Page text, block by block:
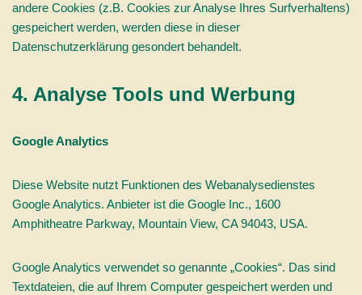
andere Cookies (z.B. Cookies zur Analyse Ihres Surfverhaltens)
gespeichert werden, werden diese in dieser
Datenschutzerklärung gesondert behandelt.
4. Analyse Tools und Werbung
Google Analytics
Diese Website nutzt Funktionen des Webanalysedienstes
Google Analytics. Anbieter ist die Google Inc., 1600
Amphitheatre Parkway, Mountain View, CA 94043, USA.
Google Analytics verwendet so genannte „Cookies“. Das sind
Textdateien, die auf Ihrem Computer gespeichert werden und